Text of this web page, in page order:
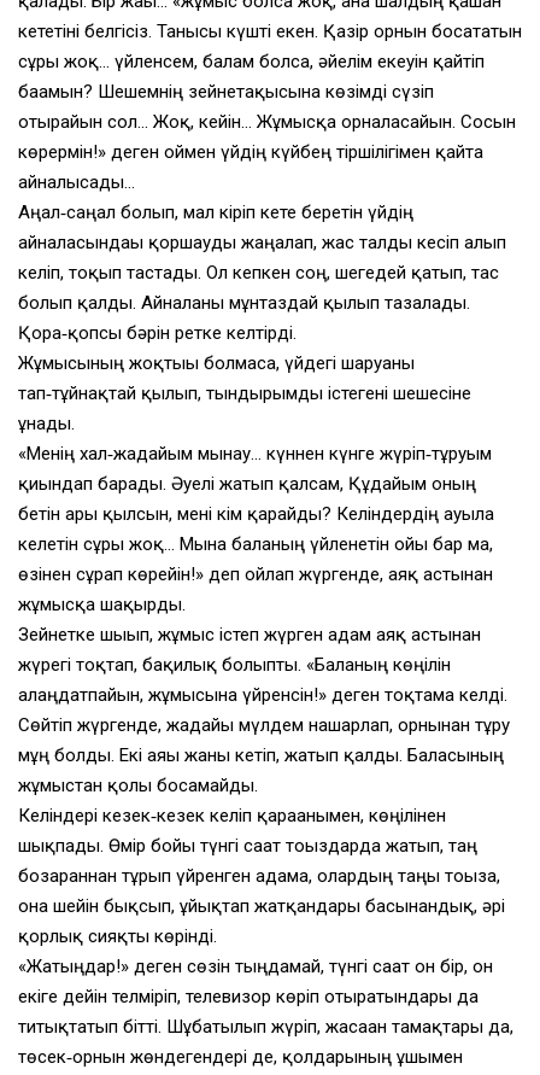
кететіні белгісіз. Танысы күшті екен. Қазір орнын босататын
сұры жоқ… үйленсем, балам болса, әйелім екеуін қайтіп
бағамын? Шешемнің зейнетақысына көзімді сүзіп
отырайын сол… Жоқ, кейін… Жұмысқа орналасайын. Сосын
көрермін!» деген оймен үйдің күйбең тіршілігімен қайта
айналысады…
Аңғал‑саңғал болып, мал кіріп кете беретін үйдің
айналасындағы қоршауды жаңалап, жас талды кесіп алып
келіп, тоқып тастады. Ол кепкен соң, шегедей қатып, тас
болып қалды. Айналаны мұнтаздай қылып тазалады.
Қора‑қопсы бәрін ретке келтірді.
Жұмысының жоқтығы болмаса, үйдегі шаруаны
тап‑тұйнақтай қылып, тындырымды істегені шешесіне
ұнады.
«Менің хал‑жағдайым мынау… күннен күнге жүріп‑тұруым
қиындап барады. Әуелі жатып қалсам, Құдайым оның
бетін ары қылсын, мені кім қарайды? Келіндердің ауылға
келетін сұры жоқ… Мына баланың үйленетін ойы бар ма,
өзінен сұрап көрейін!» деп ойлап жүргенде, аяқ астынан
жұмысқа шақырды.
Зейнетке шығып, жұмыс істеп жүрген адам аяқ астынан
жүрегі тоқтап, бақилық болыпты. «Баланың көңілін
алаңдатпайын, жұмысына үйренсін!» деген тоқтамға келді.
Сөйтіп жүргенде, жағдайы мүлдем нашарлап, орнынан тұру
мұң болды. Екі аяғы жаны кетіп, жатып қалды. Баласының
жұмыстан қолы босамайды.
Келіндері кезек‑кезек келіп қарағанымен, көңілінен
шықпады. Өмір бойы түнгі сағат тоғыздарда жатып, таң
бозарғаннан тұрып үйренген адамға, олардың таңғы тоғызға,
онға шейін бықсып, ұйықтап жатқандары басынғандық, әрі
қорлық сияқты көрінді.
«Жатыңдар!» деген сөзін тыңдамай, түнгі сағат он бір, он
екіге дейін телміріп, телевизор көріп отыратындары да
титықтатып бітті. Шұбатылып жүріп, жасаған тамақтары да,
төсек‑орнын жөндегендері де, қолдарының ұшымен